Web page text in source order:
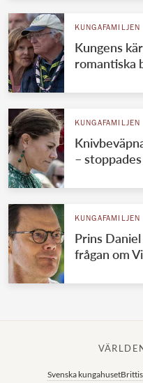
KUNGAFAMILJEN
Kungens
romantiska
KUNGAFAMILJEN
–
KUNGAFAMILJEN
Prins
frågan om
Svenska kungahuset